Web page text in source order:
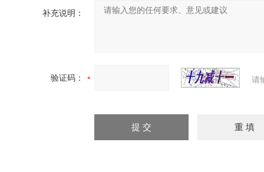
补充说明：
验证码： 请